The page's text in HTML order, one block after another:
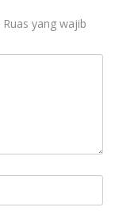
Ruas yang wajib